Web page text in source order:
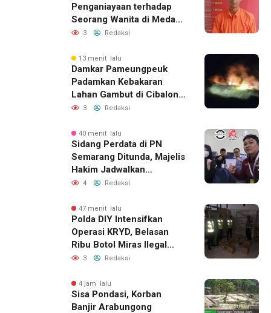
Penganiayaan terhadap
Seorang Wanita di Medan
Ditangkap Polisi
3 Redaksi
13 menit lalu
Damkar Pameungpeuk
Padamkan Kebakaran
Lahan Gambut di Cibalong,
Permukiman Warga
3 Redaksi
40 menit lalu
Sidang Perdata di PN
Semarang Ditunda, Majelis
Hakim Jadwalkan
Pemanggilan Ulang BPR
4 Redaksi
47 menit lalu
Polda DIY Intensifkan
Operasi KRYD, Belasan
Ribu Botol Miras Ilegal
Berhasil Diamankan
3 Redaksi
4 jam lalu
Sisa Pondasi, Korban
Banjir Arabungong